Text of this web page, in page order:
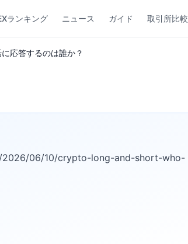
ランキング ニュース ガイド 取引所比較
応答するのは誰か？
06/10/crypto-long-and-short-who-